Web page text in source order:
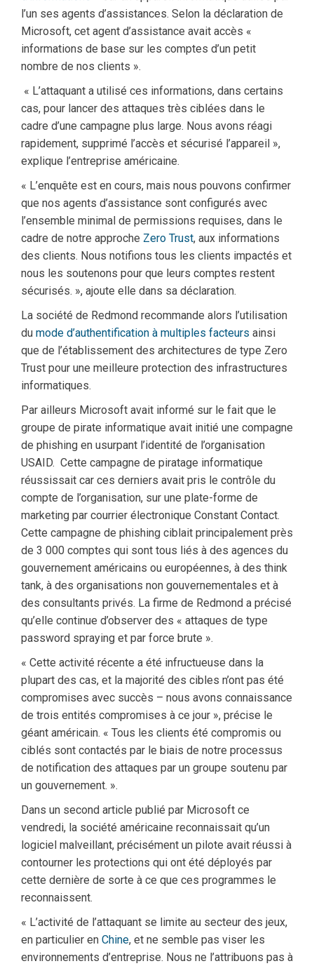
l’un ses agents d’assistances. Selon la déclaration de
Microsoft, cet agent d’assistance avait accès «
informations de base sur les comptes d’un petit
nombre de nos clients ».
« L’attaquant a utilisé ces informations, dans certains
cas, pour lancer des attaques très ciblées dans le
cadre d’une campagne plus large. Nous avons réagi
rapidement, supprimé l’accès et sécurisé l’appareil »,
explique l’entreprise américaine.
« L’enquête est en cours, mais nous pouvons confirmer
que nos agents d’assistance sont configurés avec
l’ensemble minimal de permissions requises, dans le
cadre de notre approche Zero Trust, aux informations
des clients. Nous notifions tous les clients impactés et
nous les soutenons pour que leurs comptes restent
sécurisés. », ajoute elle dans sa déclaration.
La société de Redmond recommande alors l’utilisation
du mode d’authentification à multiples facteurs ainsi
que de l’établissement des architectures de type Zero
Trust pour une meilleure protection des infrastructures
informatiques.
Par ailleurs Microsoft avait informé sur le fait que le
groupe de pirate informatique avait initié une compagne
de phishing en usurpant l’identité de l’organisation
USAID. Cette campagne de piratage informatique
réussissait car ces derniers avait pris le contrôle du
compte de l’organisation, sur une plate-forme de
marketing par courrier électronique Constant Contact.
Cette campagne de phishing ciblait principalement près
de 3 000 comptes qui sont tous liés à des agences du
gouvernement américains ou européennes, à des think
tank, à des organisations non gouvernementales et à
des consultants privés. La firme de Redmond a précisé
qu’elle continue d’observer des « attaques de type
password spraying et par force brute ».
« Cette activité récente a été infructueuse dans la
plupart des cas, et la majorité des cibles n’ont pas été
compromises avec succès – nous avons connaissance
de trois entités compromises à ce jour », précise le
géant américain. « Tous les clients été compromis ou
ciblés sont contactés par le biais de notre processus
de notification des attaques par un groupe soutenu par
un gouvernement. ».
Dans un second article publié par Microsoft ce
vendredi, la société américaine reconnaissait qu’un
logiciel malveillant, précisément un pilote avait réussi à
contourner les protections qui ont été déployés par
cette dernière de sorte à ce que ces programmes le
reconnaissent.
« L’activité de l’attaquant se limite au secteur des jeux,
en particulier en Chine, et ne semble pas viser les
environnements d’entreprise. Nous ne l’attribuons pas à